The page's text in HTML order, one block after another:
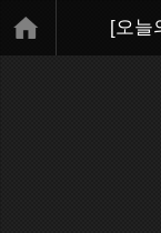
[오늘